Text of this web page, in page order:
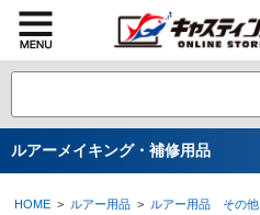
ルアーメイキング・補修用品
HOME > ルアー用品 > ルアー用品 その他